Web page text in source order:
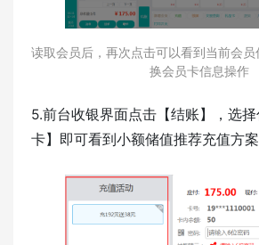
读取会员后，再次点击可以看到当前会
换会员卡信息操作
5.前台收银界面点击【结账】，选
卡】即可看到小额储值推荐充值方案